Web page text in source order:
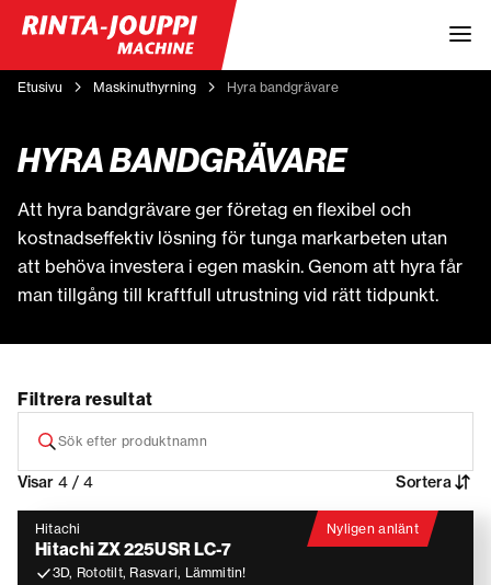
Etusivu Maskinuthyrning Hyra bandgrävare
HYRA BANDGRÄVARE
Att hyra bandgrävare ger företag en flexibel och
kostnadseffektiv lösning för tunga markarbeten utan
att behöva investera i egen maskin. Genom att hyra får
man tillgång till kraftfull utrustning vid rätt tidpunkt.
Filtrera resultat
Visar 4 / 4 Sortera
Hitachi
Hitachi ZX 225USR LC-7
3D, Rototilt, Rasvari, Lämmitin!
Nyligen anlänt